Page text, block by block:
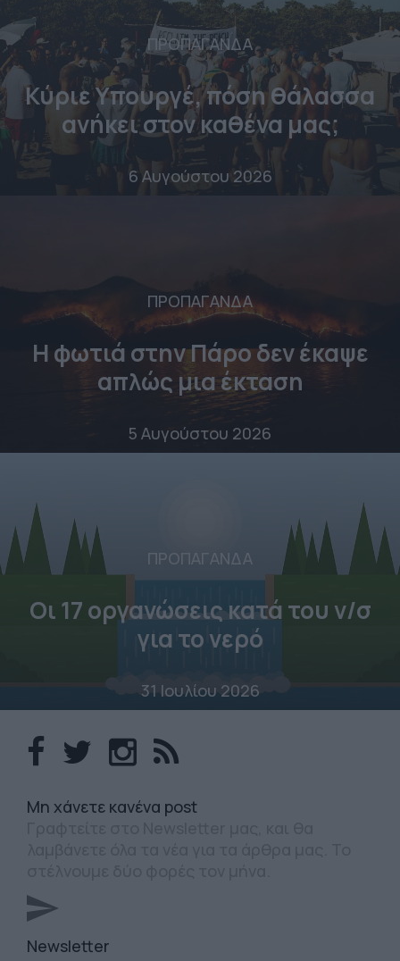
ΠΡΟΠΑΓΑΝΔΑ
Κύριε Υπουργέ, πόση θάλασσα
ανήκει στον καθένα μας;
6 Αυγούστου 2026
ΠΡΟΠΑΓΑΝΔΑ
Η φωτιά στην Πάρο δεν έκαψε
απλώς μια έκταση
5 Αυγούστου 2026
ΠΡΟΠΑΓΑΝΔΑ
Οι 17 οργανώσεις κατά του ν/σ
για το νερό
31 Ιουλίου 2026
Mη χάνετε κανένα post
Newsletter